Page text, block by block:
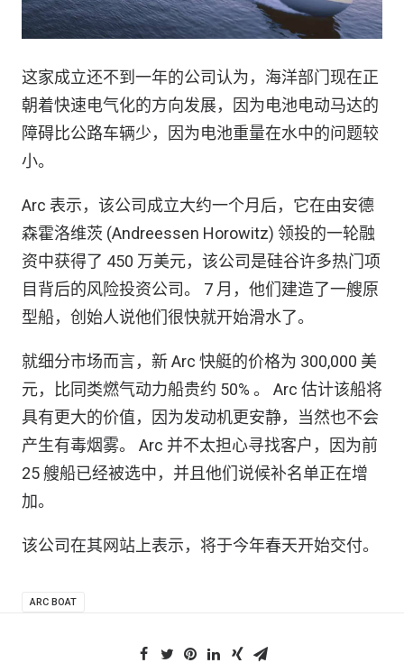
这家成立还不到一年的公司认为，海洋部门现在正
朝着快速电气化的方向发展，因为电池电动马达的
障碍比公路车辆少，因为电池重量在水中的问题较
小。
Arc 表示，该公司成立大约一个月后，它在由安德
森霍洛维茨 (Andreessen Horowitz) 领投的一轮融
资中获得了 450 万美元，该公司是硅谷许多热门项
目背后的风险投资公司。 7 月，他们建造了一艘原
型船，创始人说他们很快就开始滑水了。
就细分市场而言，新 Arc 快艇的价格为 300,000 美
元，比同类燃气动力船贵约 50% 。 Arc 估计该船将
具有更大的价值，因为发动机更安静，当然也不会
产生有毒烟雾。 Arc 并不太担心寻找客户，因为前
25 艘船已经被选中，并且他们说候补名单正在增
加。
该公司在其网站上表示，将于今年春天开始交付。
ARC BOAT